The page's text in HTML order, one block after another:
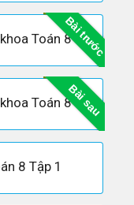
Bài trước
Giải bài 13 trang 9- Sách giáo khoa Toán 8 tập 1
Bài sau
Giải bài 15 trang 9- Sách giáo khoa Toán 8 tập 1
8 Tập 1